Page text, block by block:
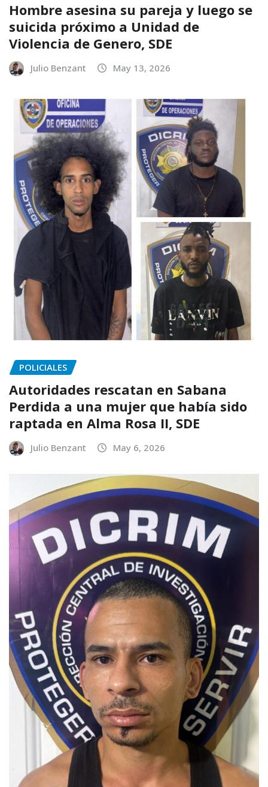
Hombre asesina su pareja y luego se
suicida próximo a Unidad de
Violencia de Genero, SDE
Julio Benzant May 13, 2026
POLICIALES
Autoridades rescatan en Sabana
Perdida a una mujer que había sido
raptada en Alma Rosa II, SDE
Julio Benzant May 6, 2026